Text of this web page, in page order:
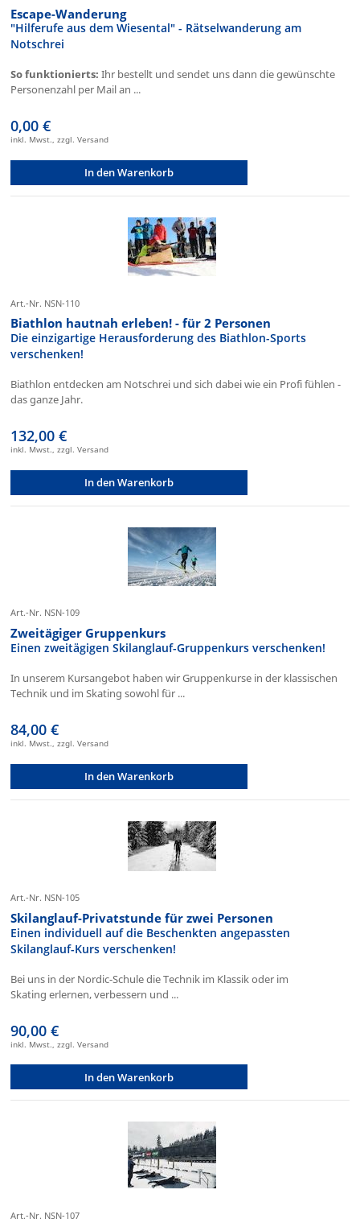
Escape-Wanderung
"Hilferufe aus dem Wiesental" - Rätselwanderung am
Notschrei
So funktionierts: Ihr bestellt und sendet uns dann die gewünschte
Personenzahl per Mail an ...
0,00 €
inkl. Mwst., zzgl. Versand
In den Warenkorb
Art.-Nr. NSN-110
Biathlon hautnah erleben! - für 2 Personen
Die einzigartige Herausforderung des Biathlon-Sports
verschenken!
Biathlon entdecken am Notschrei und sich dabei wie ein Profi fühlen -
das ganze Jahr.
132,00 €
inkl. Mwst., zzgl. Versand
In den Warenkorb
Art.-Nr. NSN-109
Zweitägiger Gruppenkurs
Einen zweitägigen Skilanglauf-Gruppenkurs verschenken!
In unserem Kursangebot haben wir Gruppenkurse in der klassischen
Technik und im Skating sowohl für ...
84,00 €
inkl. Mwst., zzgl. Versand
In den Warenkorb
Art.-Nr. NSN-105
Skilanglauf-Privatstunde für zwei Personen
Einen individuell auf die Beschenkten angepassten
Skilanglauf-Kurs verschenken!
Bei uns in der Nordic-Schule die Technik im Klassik oder im
Skating erlernen, verbessern und ...
90,00 €
inkl. Mwst., zzgl. Versand
In den Warenkorb
Art.-Nr. NSN-107